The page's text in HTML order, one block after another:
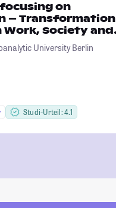
on
– Transformation
Work, Society and
University Berlin
Studi-Urteil: 4.1